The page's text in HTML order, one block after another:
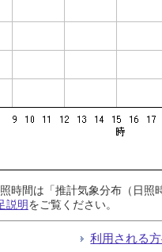
時間は「推計気象分布（日
説明をご覧ください。
利用される